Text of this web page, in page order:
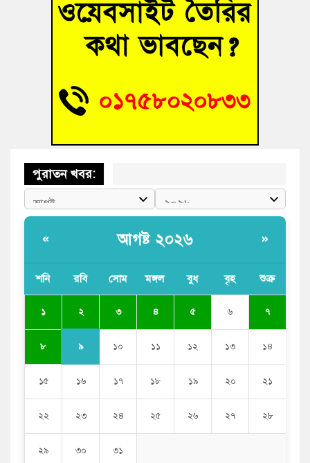
“স্পেশাল ট্রাইব্যুনালে জুলাই গণহত্যার বিচার করেন, জনগণ আপনাদের
ছাড়বে না-সাক্কু
ভাষা সৈনিক অজিত গুহ মহাবিদ্যালয়ে জুলাই গণঅভ্যুত্থান দিবসের
‘হাসিনাকে ফেরাতে তৎপরতা’ কুবিতে ১১ শিক্ষককে ঘিরে ফ্যাক্ট-
ফাইন্ডিং কমিটি গঠন
পুরাতন খবর:
« আগষ্ট ২০২৬ »
শনি রবি সোম মঙ্গল বুধ বৃহ শুক্র
১ ২ ৩ ৪ ৫ ৬ ৭
৮ ৯ ১০ ১১ ১২ ১৩ ১৪
১৫ ১৬ ১৭ ১৮ ১৯ ২০ ২১
২২ ২৩ ২৪ ২৫ ২৬ ২৭ ২৮
২৯ ৩০ ৩১